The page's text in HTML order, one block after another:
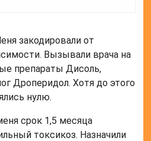
закодировали от
Вызывали врача на
препараты Дисоль,
Дроперидол. Хотя до этого
нулю.
срок 1,5 месяца
токсикоз. Назначили